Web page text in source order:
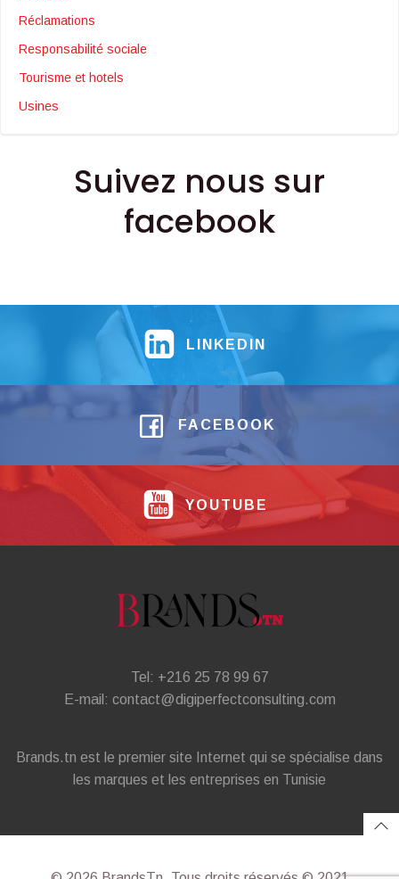
Réclamations
Responsabilité sociale
Tourisme et hotels
Usines
Suivez nous sur
facebook
LINKEDIN
FACEBOOK
YOUTUBE
Tel: +216 25 78 99 67
E-mail: contact@digiperfectconsulting.com
Brands.tn est le premier site Internet qui se spécialise dans
les marques et les entreprises en Tunisie